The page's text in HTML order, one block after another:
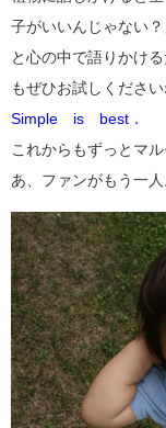
子がいいんじゃない？
と心の中で語りかけ
もぜひお試しください
Simple is best．
これからもずっとマ
あ、ファンがもう一人